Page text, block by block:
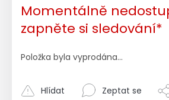
Momentálně
zapněte si sledování*
Položka byla vyprodána…
Zeptat se
Hlídat